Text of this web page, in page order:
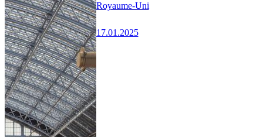
Royaume-Uni
17.01.2025